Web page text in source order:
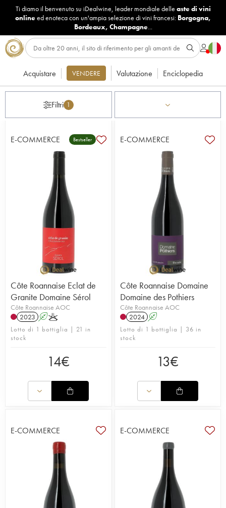
Ti diamo il benvenuto su iDealwine, leader mondiale delle aste di vini
onlineed enoteca con un'ampia selezione di vini francesi: Borgogna,
Bordeaux, Champagne...
Acquistare VENDERE Valutazione Enciclopedia
Filtri 1
E-COMMERCE Bestseller
Côte Roannaise Eclat de
Granite Domaine Sérol
Côte Roannaise AOC
2023 AK
Lotto di 1 bottiglia | 21 in
stock
14€
E-COMMERCE
Côte Roannaise Domaine
Domaine des Pothiers
Côte Roannaise AOC
2024 A
Lotto di 1 bottiglia | 36 in
stock
13€
E-COMMERCE E-COMMERCE